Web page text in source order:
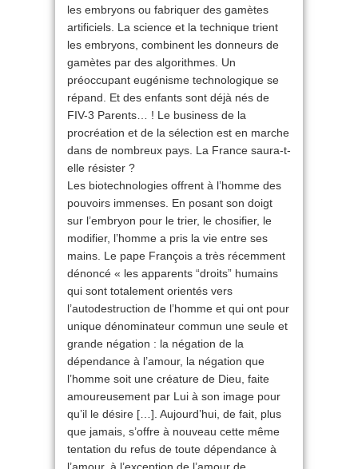
les embryons ou fabriquer des gamètes
artificiels. La science et la technique trient
les embryons, combinent les donneurs de
gamètes par des algorithmes. Un
préoccupant eugénisme technologique se
répand. Et des enfants sont déjà nés de
FIV-3 Parents… ! Le business de la
procréation et de la sélection est en marche
dans de nombreux pays. La France saura-t-
elle résister ?
Les biotechnologies offrent à l’homme des
pouvoirs immenses. En posant son doigt
sur l’embryon pour le trier, le chosifier, le
modifier, l’homme a pris la vie entre ses
mains. Le pape François a très récemment
dénoncé « les apparents “droits” humains
qui sont totalement orientés vers
l’autodestruction de l’homme et qui ont pour
unique dénominateur commun une seule et
grande négation : la négation de la
dépendance à l’amour, la négation que
l’homme soit une créature de Dieu, faite
amoureusement par Lui à son image pour
qu’il le désire […]. Aujourd’hui, de fait, plus
que jamais, s’offre à nouveau cette même
tentation du refus de toute dépendance à